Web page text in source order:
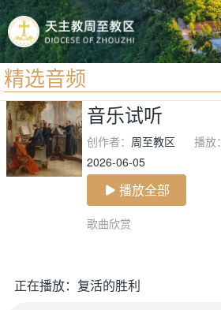
精选音频
首页
宗教法规
教区动态
音乐试听
创作者： 周至教区 播放：
2026-06-05
播放全部
歌曲欣赏
正在播放：复活的胜利